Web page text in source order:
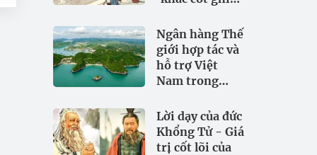
Ngân hàng Thế
giới hợp tác và
hỗ trợ Việt
Nam trong
ninh nguồn
nước
Lời dạy của đức
Khổng Tử - Giá
trị cốt lõi của